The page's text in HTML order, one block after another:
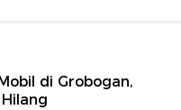
di Grobogan,